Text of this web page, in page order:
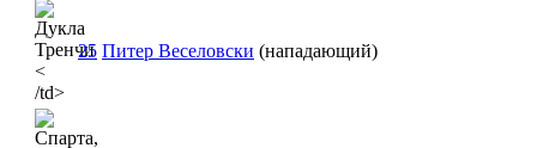
<
/td>
25 Питер Веселовски (нападающий)